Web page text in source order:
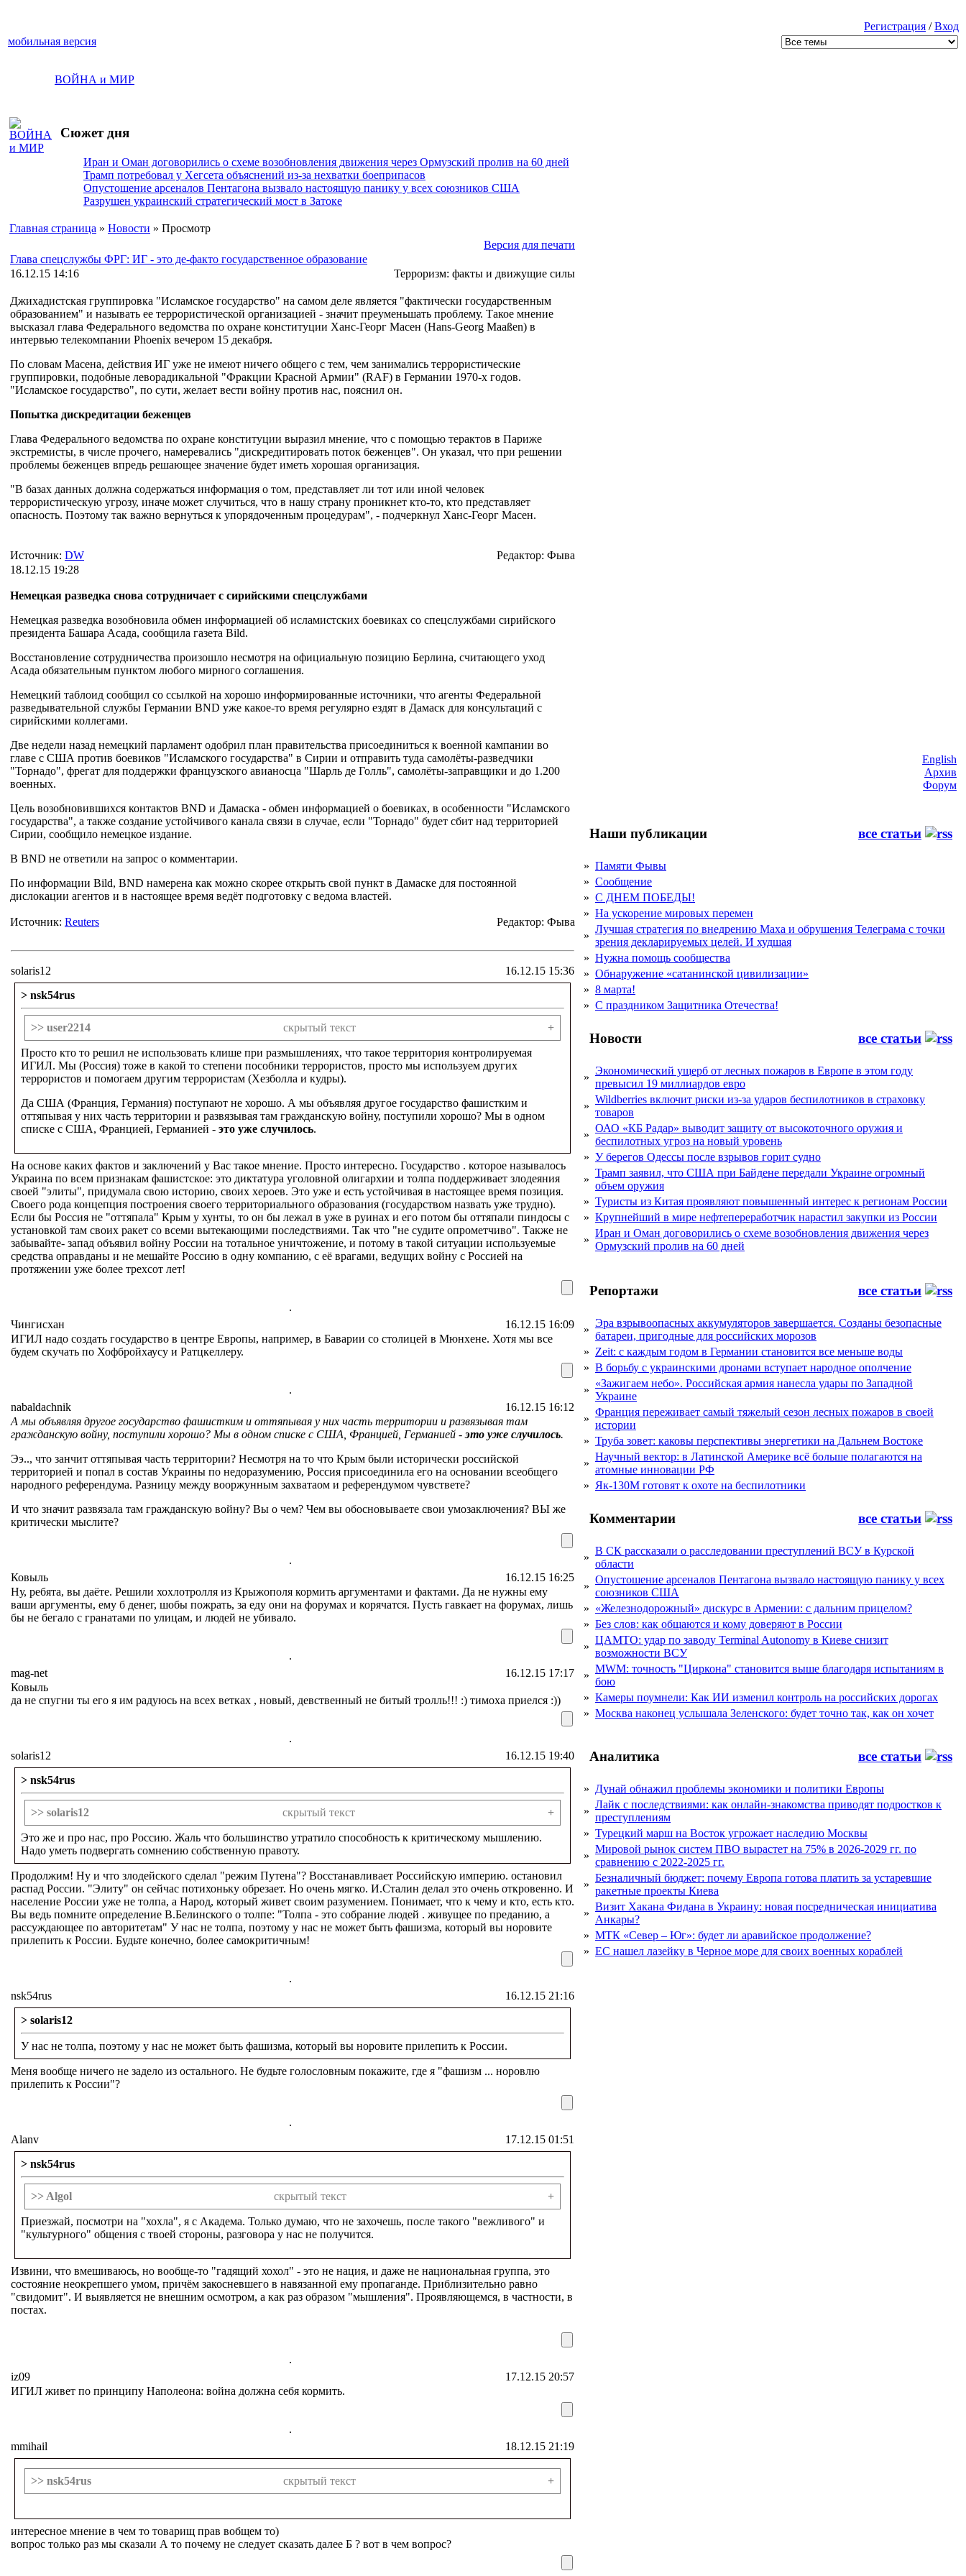
Регистрация /Вход
мобильная версия
ВОЙНА и МИР
Сюжет дня
Иран и Оман договорились о схеме возобновления движения через Ормузский пролив на 60 дней
Трамп потребовал у Хегсета объяснений из-за нехватки боеприпасов
Опустошение арсеналов Пентагона вызвало настоящую панику у всех союзников США
Разрушен украинский стратегический мост в Затоке
Главная страница » Новости » Просмотр
Версия для печати
Глава спецслужбы ФРГ: ИГ - это де-факто государственное образование
16.12.15 14:16
Терроризм: факты и движущие силы
Джихадистская группировка "Исламское государство" на самом деле является "фактически государственным
образованием" и называть ее террористической организацией - значит преуменьшать проблему. Такое мнение
высказал глава Федерального ведомства по охране конституции Ханс-Георг Масен (Hans-Georg Maaßen) в
интервью телекомпании Phoenix вечером 15 декабря.
По словам Масена, действия ИГ уже не имеют ничего общего с тем, чем занимались террористические
группировки, подобные леворадикальной "Фракции Красной Армии" (RAF) в Германии 1970-х годов.
"Исламское государство", по сути, желает вести войну против нас, пояснил он.
Попытка дискредитации беженцев
Глава Федерального ведомства по охране конституции выразил мнение, что с помощью терактов в Париже
экстремисты, в числе прочего, намеревались "дискредитировать поток беженцев". Он указал, что при решении
проблемы беженцев впредь решающее значение будет иметь хорошая организация.
"В базах данных должна содержаться информация о том, представляет ли тот или иной человек
террористическую угрозу, иначе может случиться, что в нашу страну проникнет кто-то, кто представляет
опасность. Поэтому так важно вернуться к упорядоченным процедурам", - подчеркнул Ханс-Георг Масен.
Источник: DW
Редактор: Фыва
18.12.15 19:28
Немецкая разведка снова сотрудничает с сирийскими спецслужбами
Немецкая разведка возобновила обмен информацией об исламистских боевиках со спецслужбами сирийского
президента Башара Асада, сообщила газета Bild.
Восстановление сотрудничества произошло несмотря на официальную позицию Берлина, считающего уход
Асада обязательным пунктом любого мирного соглашения.
Немецкий таблоид сообщил со ссылкой на хорошо информированные источники, что агенты Федеральной
разведывательной службы Германии BND уже какое-то время регулярно ездят в Дамаск для консультаций с
сирийскими коллегами.
Две недели назад немецкий парламент одобрил план правительства присоединиться к военной кампании во
главе с США против боевиков "Исламского государства" в Сирии и отправить туда самолёты-разведчики
"Торнадо", фрегат для поддержки французского авианосца "Шарль де Голль", самолёты-заправщики и до 1.200
военных.
Цель возобновившихся контактов BND и Дамаска - обмен информацией о боевиках, в особенности "Исламского
государства", а также создание устойчивого канала связи в случае, если "Торнадо" будет сбит над территорией
Сирии, сообщило немецкое издание.
В BND не ответили на запрос о комментарии.
По информации Bild, BND намерена как можно скорее открыть свой пункт в Дамаске для постоянной
дислокации агентов и в настоящее время ведёт подготовку с ведома властей.
Источник: Reuters Редактор: Фыва
solaris12
16.12.15 15:36
> nsk54rus
>> user2214 скрытый текст +
Просто кто то решил не использовать клише при размышлениях, что такое территория контролируемая
ИГИЛ. Мы (Россия) тоже в какой то степени пособники террористов, просто мы используем других
террористов и помогаем другим террористам (Хезболла и кудры).
Да США (Франция, Германия) поступают не хорошо. А мы объявляя другое государство фашистким и
оттяпывая у них часть территории и развязывая там гражданскую войну, поступили хорошо? Мы в одном
списке с США, Францией, Германией - это уже случилось.
На основе каких фактов и заключений у Вас такое мнение. Просто интересно. Государство . которое называлось
Украина по всем признакам фашистское: это диктатура уголовной олигархии и толпа поддерживает злодеяния
своей "элиты", придумала свою историю, своих хероев. Это уже и есть устойчивая в настоящее время позиция.
Своего рода концепция построения своего территориального образования (государством назвать уже трудно).
Если бы Россия не "оттяпала" Крым у хунты, то он бы лежал в уже в руинах и его потом бы оттяпали пиндосы с
установкой там своих ракет со всеми вытекающими последствиями. Так что "не судите опрометчиво". Также не
забывайте- запад объявил войну России на тотальное уничтожение, и потому в такой ситуации используемые
средства оправданы и не мешайте Россию в одну компанию, с её врагами, ведущих войну с Россией на
протяжении уже более трехсот лет!
.
Чингисхан
16.12.15 16:09
ИГИЛ надо создать государство в центре Европы, например, в Баварии со столицей в Мюнхене. Хотя мы все
будем скучать по Хофбройхаусу и Ратцкеллеру.
.
nabaldachnik
16.12.15 16:12
А мы объявляя другое государство фашистким и оттяпывая у них часть территории и развязывая там
гражданскую войну, поступили хорошо? Мы в одном списке с США, Францией, Германией -это уже случилось.
Ээ.., что занчит оттяпывая часть территории? Несмотря на то что Крым были исторически российской
территорией и попал в состав Украины по недоразумению, Россия присоединила его на основании всеобщего
народного референдума. Разницу между вооржунным захватаом и референдумом чувствете?
И что значит развязала там гражданскую войну? Вы о чем? Чем вы обосновываете свои умозаключения? ВЫ же
критически мыслите?
.
Ковыль
16.12.15 16:25
Ну, ребята, вы даёте. Решили хохлотролля из Крыжополя кормить аргументами и фактами. Да не нужны ему
ваши аргументы, ему б денег, шобы пожрать, за еду они на форумах и корячатся. Пусть гавкает на форумах, лишь
бы не бегало с гранатами по улицам, и людей не убивало.
.
mag-net
16.12.15 17:17
Ковыль
да не спугни ты его я им радуюсь на всех ветках , новый, девственный не битый тролль!!! :) тимоха приелся :))
.
solaris12
16.12.15 19:40
> nsk54rus
>> solaris12 скрытый текст +
Это же и про нас, про Россию. Жаль что большинство утратило способность к критическому мышлению.
Надо уметь подвергать сомнению собственную правоту.
Продолжим! Ну и что злодейского сделал "режим Путена"? Восстанавливает Российскую империю. остановил
распад России. "Элиту" он сейчас потихоньку обрезает. Но очень мягко. И.Сталин делал это очень откровенно. И
население России уже не толпа, а Народ, который живет своим разумением. Понимает, что к чему и кто, есть кто.
Вы ведь помните определение В.Белинского о толпе: "Толпа - это собрание людей . живущее по преданию, а
рассуждающее по авторитетам" У нас не толпа, поэтому у нас не может быть фашизма, который вы норовите
прилепить к России. Будьте конечно, более самокритичным!
.
nsk54rus
16.12.15 21:16
> solaris12
У нас не толпа, поэтому у нас не может быть фашизма, который вы норовите прилепить к России.
Меня вообще ничего не задело из остального. Не будьте голословным покажите, где я "фашизм ... норовлю
прилепить к России"?
.
Alanv
17.12.15 01:51
> nsk54rus
>> Algol скрытый текст +
Приезжай, посмотри на "хохла", я с Академа. Только думаю, что не захочешь, после такого "вежливого" и
"культурного" общения с твоей стороны, разговора у нас не получится.
Извини, что вмешиваюсь, но вообще-то "гадящий хохол" - это не нация, и даже не национальная группа, это
состояние неокрепшего умом, причём закосневшего в навязанной ему пропаганде. Приблизительно равно
"свидомит". И выявляется не внешним осмотром, а как раз образом "мышления". Проявляющемся, в частности, в
постах.
.
iz09
17.12.15 20:57
ИГИЛ живет по принципу Наполеона: война должна себя кормить.
.
mmihail
18.12.15 21:19
>> nsk54rus скрытый текст +
интересное мнение в чем то товарищ прав вобщем то)
вопрос только раз мы сказали А то почему не следует сказать далее Б ? вот в чем вопрос?
English
Архив
Форум
Наши публикации все статьи
» Памяти Фывы
» Сообщение
» С ДНЕМ ПОБЕДЫ!
» На ускорение мировых перемен
»
Лучшая стратегия по внедрению Маха и обрушения Телеграма с точки
зрения декларируемых целей. И худшая
» Нужна помощь сообщества
» Обнаружение «сатанинской цивилизации»
» 8 марта!
» С праздником Защитника Отечества!
Новости все статьи
»
Экономический ущерб от лесных пожаров в Европе в этом году
превысил 19 миллиардов евро
»
Wildberries включит риски из-за ударов беспилотников в страховку
товаров
»
ОАО «КБ Радар» выводит защиту от высокоточного оружия и
беспилотных угроз на новый уровень
» У берегов Одессы после взрывов горит судно
»
Трамп заявил, что США при Байдене передали Украине огромный
объем оружия
» Туристы из Китая проявляют повышенный интерес к регионам России
» Крупнейший в мире нефтепереработчик нарастил закупки из России
»
Иран и Оман договорились о схеме возобновления движения через
Ормузский пролив на 60 дней
Репортажи все статьи
»
Эра взрывоопасных аккумуляторов завершается. Созданы безопасные
батареи, пригодные для российских морозов
» Zeit: с каждым годом в Германии становится все меньше воды
» В борьбу с украинскими дронами вступает народное ополчение
»
«Зажигаем небо». Российская армия нанесла удары по Западной
Украине
»
Франция переживает самый тяжелый сезон лесных пожаров в своей
истории
» Труба зовет: каковы перспективы энергетики на Дальнем Востоке
»
Научный вектор: в Латинской Америке всё больше полагаются на
атомные инновации РФ
» Як-130М готовят к охоте на беспилотники
Комментарии все статьи
»
В СК рассказали о расследовании преступлений ВСУ в Курской
области
»
Опустошение арсеналов Пентагона вызвало настоящую панику у всех
союзников США
» «Железнодорожный» дискурс в Армении: с дальним прицелом?
» Без слов: как общаются и кому доверяют в России
»
ЦАМТО: удар по заводу Terminal Autonomy в Киеве снизит
возможности ВСУ
»
MWM: точность "Циркона" становится выше благодаря испытаниям в
бою
» Камеры поумнели: Как ИИ изменил контроль на российских дорогах
» Москва наконец услышала Зеленского: будет точно так, как он хочет
Аналитика все статьи
» Дунай обнажил проблемы экономики и политики Европы
»
Лайк с последствиями: как онлайн-знакомства приводят подростков к
преступлениям
» Турецкий марш на Восток угрожает наследию Москвы
»
Мировой рынок систем ПВО вырастет на 75% в 2026-2029 гг. по
сравнению с 2022-2025 гг.
»
Безналичный бюджет: почему Европа готова платить за устаревшие
ракетные проекты Киева
»
Визит Хакана Фидана в Украину: новая посредническая инициатива
Анкары?
» МТК «Север – Юг»: будет ли аравийское продолжение?
» ЕС нашел лазейку в Черное море для своих военных кораблей